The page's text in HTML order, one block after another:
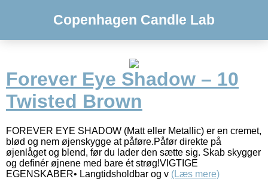
Copenhagen Candle Lab
Forever Eye Shadow – 10
Twisted Brown
FOREVER EYE SHADOW (Matt eller Metallic) er en cremet,
blød og nem øjenskygge at påføre.Påfør direkte på
øjenlåget og blend, før du lader den sætte sig. Skab skygger
og definér øjnene med bare ét strøg!VIGTIGE
EGENSKABER• Langtidsholdbar og v (Læs mere)